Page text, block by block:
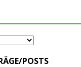
POSTS